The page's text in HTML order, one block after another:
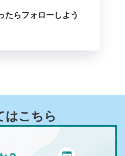
たらフォローしよう
はこちら